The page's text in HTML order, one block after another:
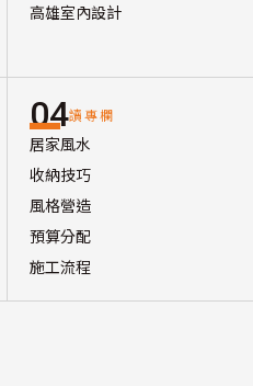
高雄室內設計
04讀專欄
居家風水
收納技巧
風格營造
預算分配
施工流程